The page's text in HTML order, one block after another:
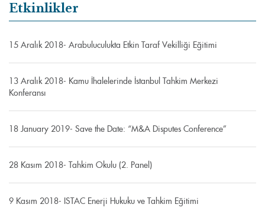
Etkinlikler
15 Aralık 2018- Arabuluculukta Etkin Taraf Vekilliği Eğitimi
13 Aralık 2018- Kamu İhalelerinde İstanbul Tahkim Merkezi
Konferansı
18 January 2019- Save the Date: “M&A Disputes Conference”
28 Kasım 2018- Tahkim Okulu (2. Panel)
9 Kasım 2018- ISTAC Enerji Hukuku ve Tahkim Eğitimi